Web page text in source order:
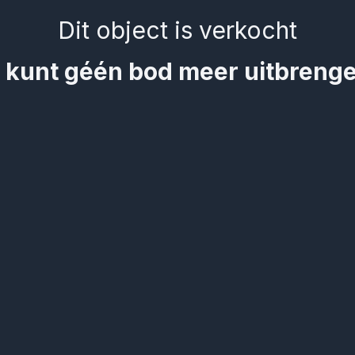
Dit object is verkocht
kunt géén bod meer